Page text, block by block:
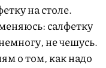
на столе.
салфетку
не чешусь.
о том, как надо